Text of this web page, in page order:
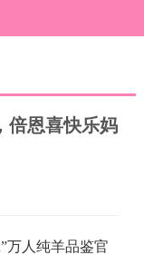
倍恩喜快乐妈
人纯羊品鉴官